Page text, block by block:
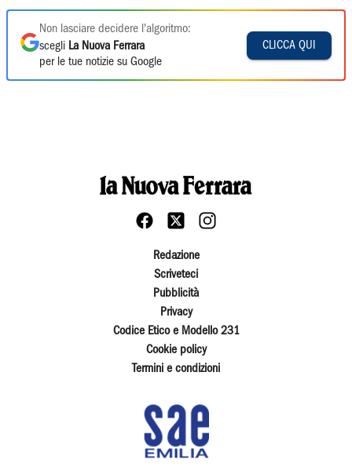
Non lasciare decidere l'algoritmo:
scegli La Nuova Ferrara
per le tue notizie su Google
CLICCA QUI
Redazione
Scriveteci
Pubblicità
Privacy
Codice Etico e Modello 231
Cookie policy
Termini e condizioni